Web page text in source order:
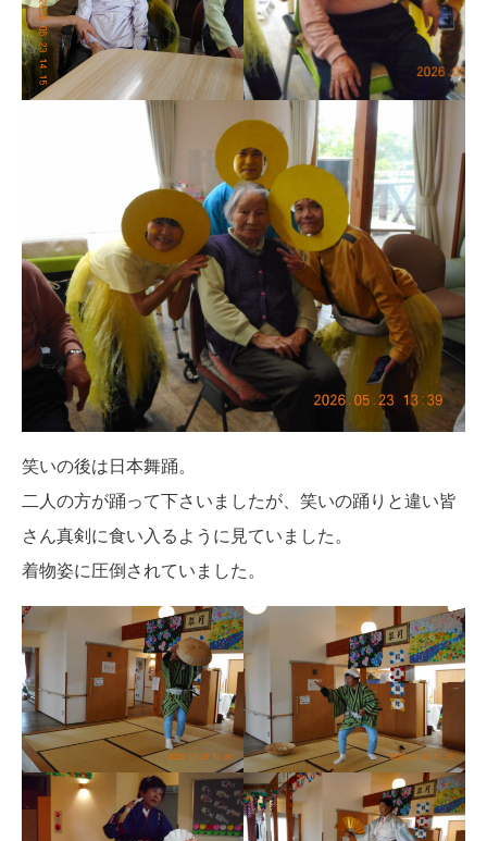
笑いの後は日本舞踊。
二人の方が踊って下さいましたが、笑いの踊りと違い皆
さん真剣に食い入るように見ていました。
着物姿に圧倒されていました。